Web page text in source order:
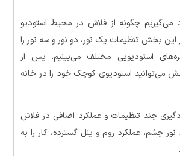
می‌گیریم چگونه از فلاش در محیط استودیو
این بخش تنظیمات یک نور، دو نور و سه نور را
استودیویی مختلف می‌بینیم. پس از
می‌توانید استودیوی کوچک خود را در خانه
چند تنظیمات و عملکرد اضافی در فلاش
نور چشم، عملکرد زوم و پنل گسترده، کار را به